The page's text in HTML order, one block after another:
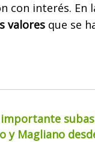
con interés.
valores que se
y Magliano